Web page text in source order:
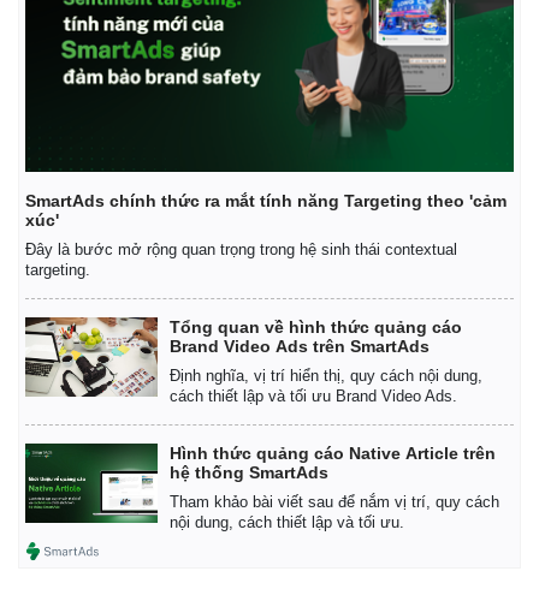
Thế giới
Quan sát
Cuộc sống đó đây
Hồ sơ
Multimedia
Video
E-Magazine
SmartAds chính thức ra mắt tính năng Targeting theo 'cảm
xúc'
Đây là bước mở rộng quan trọng trong hệ sinh thái contextual
targeting.
Tổng quan về hình thức quảng cáo
Brand Video Ads trên SmartAds
Định nghĩa, vị trí hiển thị, quy cách nội dung,
cách thiết lập và tối ưu Brand Video Ads.
Hình thức quảng cáo Native Article trên
hệ thống SmartAds
Tham khảo bài viết sau để nắm vị trí, quy cách
nội dung, cách thiết lập và tối ưu.